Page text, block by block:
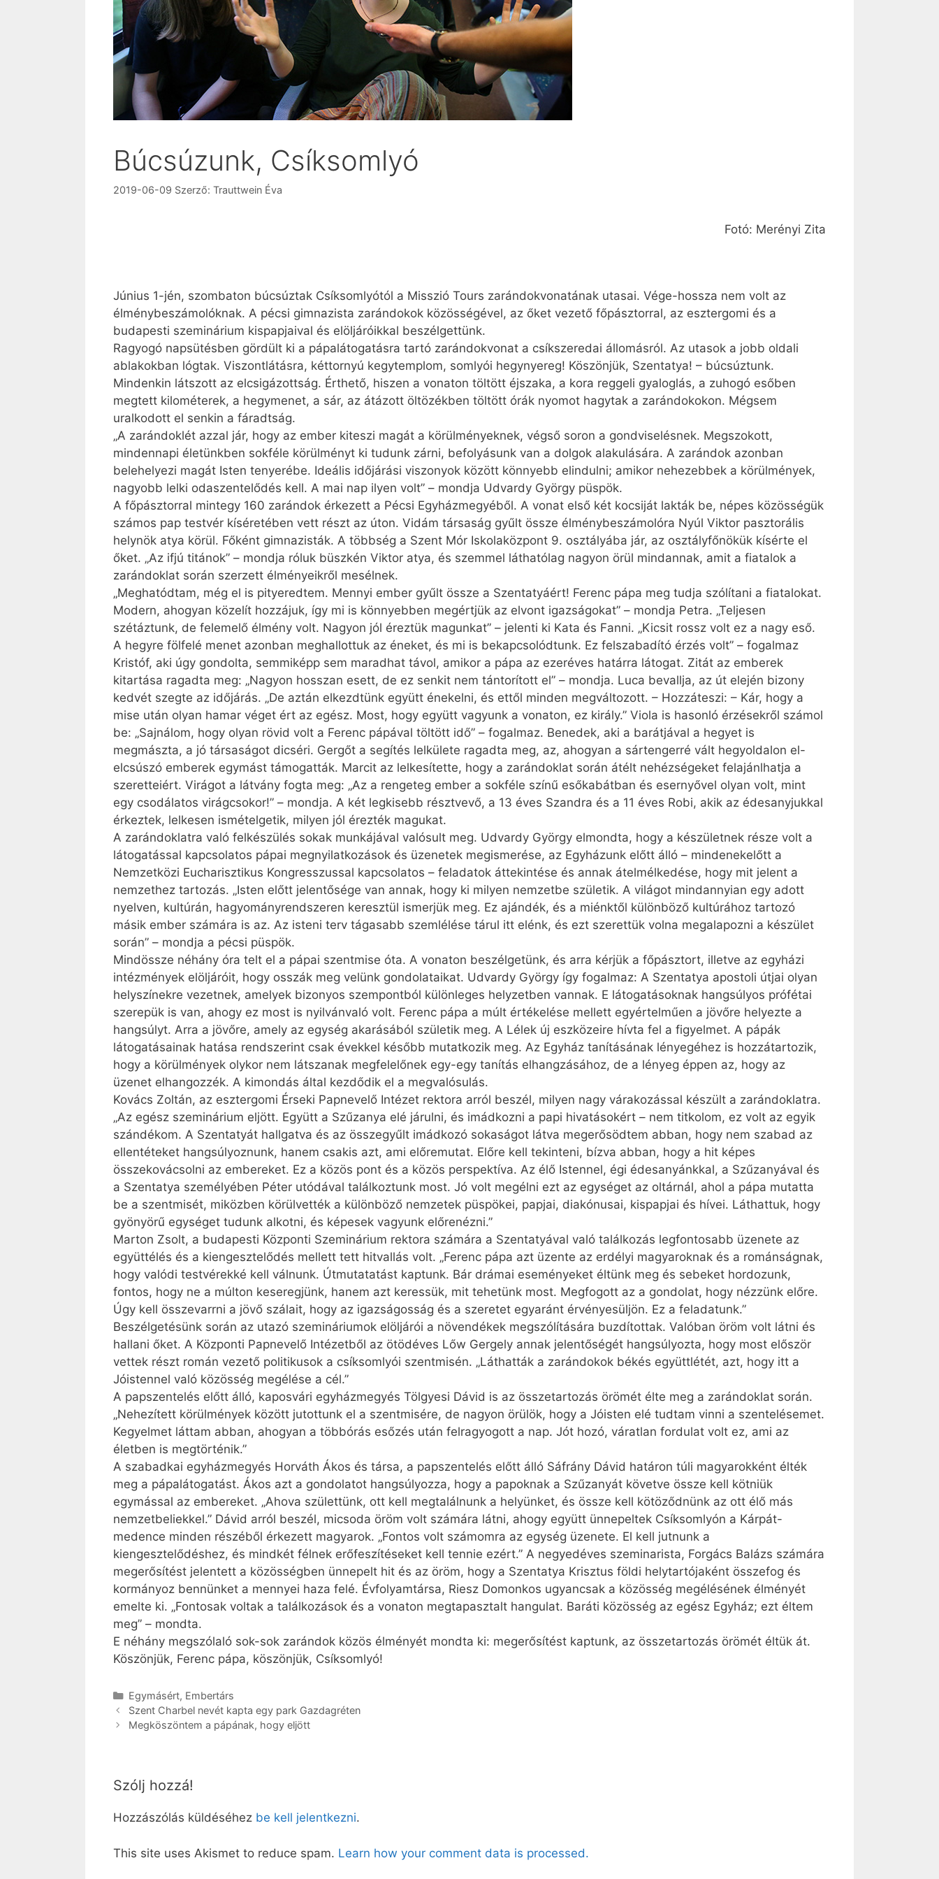
Búcsúzunk, Csíksomlyó
2019-06-09 Szerző: Trauttwein Éva
Fotó: Merényi Zita
Június 1-jén, szombaton búcsúztak Csíksomlyótól a Misszió Tours zarándokvonatának utasai. Vége-hossza nem volt az
élménybeszámolóknak. A pécsi gimnazista zarándokok közösségével, az őket vezető főpásztorral, az esztergomi és a
budapesti szeminárium kispapjaival és elöljáróikkal beszélgettünk.
Ragyogó napsütésben gördült ki a pápalátogatásra tartó zarándokvonat a csíkszeredai állomásról. Az utasok a jobb oldali
ablakokban lógtak. Viszontlátásra, kéttornyú kegytemplom, somlyói hegynyereg! Köszönjük, Szentatya! – búcsúztunk.
Mindenkin látszott az elcsigázottság. Érthető, hiszen a vonaton töltött éjszaka, a kora reggeli gyaloglás, a zuhogó esőben
megtett kilométerek, a hegymenet, a sár, az átázott öltözékben töltött órák nyomot hagytak a zarándokokon. Mégsem
uralkodott el senkin a fáradtság.
„A zarándoklét azzal jár, hogy az ember kiteszi magát a körülményeknek, végső soron a gondviselésnek. Megszokott,
mindennapi életünkben sokféle körülményt ki tudunk zárni, befolyásunk van a dolgok alakulására. A zarándok azonban
belehelyezi magát Isten tenyerébe. Ideális időjárási viszonyok között könnyebb elindulni; amikor nehezebbek a körülmények,
nagyobb lelki odaszentelődés kell. A mai nap ilyen volt” – mondja Udvardy György püspök.
A főpásztorral mintegy 160 zarándok érkezett a Pécsi Egyházmegyéből. A vonat első két kocsiját lakták be, népes közösségük
számos pap testvér kíséretében vett részt az úton. Vidám társaság gyűlt össze élménybeszámolóra Nyúl Viktor pasztorális
helynök atya körül. Főként gimnazisták. A többség a Szent Mór Iskolaközpont 9. osztályába jár, az osztályfőnökük kísérte el
őket. „Az ifjú titánok” – mondja róluk büszkén Viktor atya, és szemmel láthatólag nagyon örül mindannak, amit a fiatalok a
zarándoklat során szerzett élményeikről mesélnek.
„Meghatódtam, még el is pityeredtem. Mennyi ember gyűlt össze a Szentatyáért! Ferenc pápa meg tudja szólítani a fiatalokat.
Modern, ahogyan közelít hozzájuk, így mi is könnyebben megértjük az elvont igazságokat” – mondja Petra. „Teljesen
szétáztunk, de felemelő élmény volt. Nagyon jól éreztük magunkat” – jelenti ki Kata és Fanni. „Kicsit rossz volt ez a nagy eső.
A hegyre fölfelé menet azonban meghallottuk az éneket, és mi is bekapcsolódtunk. Ez felszabadító érzés volt” – fogalmaz
Kristóf, aki úgy gondolta, semmiképp sem maradhat távol, amikor a pápa az ezeréves határra látogat. Zitát az emberek
kitartása ragadta meg: „Nagyon hosszan esett, de ez senkit nem tántorított el” – mondja. Luca bevallja, az út elején bizony
kedvét szegte az időjárás. „De aztán elkezdtünk együtt énekelni, és ettől minden megváltozott. – Hozzáteszi: – Kár, hogy a
mise után olyan hamar véget ért az egész. Most, hogy együtt vagyunk a vonaton, ez király.” Viola is hasonló érzésekről számol
be: „Sajnálom, hogy olyan rövid volt a Ferenc pápával töltött idő” – fogalmaz. Benedek, aki a barátjával a hegyet is
megmászta, a jó társaságot dicséri. Gergőt a segítés lelkülete ragadta meg, az, ahogyan a sártengerré vált hegyoldalon el-
elcsúszó emberek egymást támogatták. Marcit az lelkesítette, hogy a zarándoklat során átélt nehézségeket felajánlhatja a
szeretteiért. Virágot a látvány fogta meg: „Az a rengeteg ember a sokféle színű esőkabátban és esernyővel olyan volt, mint
egy csodálatos virágcsokor!” – mondja. A két legkisebb résztvevő, a 13 éves Szandra és a 11 éves Robi, akik az édesanyjukkal
érkeztek, lelkesen ismételgetik, milyen jól érezték magukat.
A zarándoklatra való felkészülés sokak munkájával valósult meg. Udvardy György elmondta, hogy a készületnek része volt a
látogatással kapcsolatos pápai megnyilatkozások és üzenetek megismerése, az Egyházunk előtt álló – mindenekelőtt a
Nemzetközi Eucharisztikus Kongresszussal kapcsolatos – feladatok áttekintése és annak átelmélkedése, hogy mit jelent a
nemzethez tartozás. „Isten előtt jelentősége van annak, hogy ki milyen nemzetbe születik. A világot mindannyian egy adott
nyelven, kultúrán, hagyományrendszeren keresztül ismerjük meg. Ez ajándék, és a miénktől különböző kultúrához tartozó
másik ember számára is az. Az isteni terv tágasabb szemlélése tárul itt elénk, és ezt szerettük volna megalapozni a készület
során” – mondja a pécsi püspök.
Mindössze néhány óra telt el a pápai szentmise óta. A vonaton beszélgetünk, és arra kérjük a főpásztort, illetve az egyházi
intézmények elöljáróit, hogy osszák meg velünk gondolataikat. Udvardy György így fogalmaz: A Szentatya apostoli útjai olyan
helyszínekre vezetnek, amelyek bizonyos szempontból különleges helyzetben vannak. E látogatásoknak hangsúlyos prófétai
szerepük is van, ahogy ez most is nyilvánvaló volt. Ferenc pápa a múlt értékelése mellett egyértelműen a jövőre helyezte a
hangsúlyt. Arra a jövőre, amely az egység akarásából születik meg. A Lélek új eszközeire hívta fel a figyelmet. A pápák
látogatásainak hatása rendszerint csak évekkel később mutatkozik meg. Az Egyház tanításának lényegéhez is hozzátartozik,
hogy a körülmények olykor nem látszanak megfelelőnek egy-egy tanítás elhangzásához, de a lényeg éppen az, hogy az
üzenet elhangozzék. A kimondás által kezdődik el a megvalósulás.
Kovács Zoltán, az esztergomi Érseki Papnevelő Intézet rektora arról beszél, milyen nagy várakozással készült a zarándoklatra.
„Az egész szeminárium eljött. Együtt a Szűzanya elé járulni, és imádkozni a papi hivatásokért – nem titkolom, ez volt az egyik
szándékom. A Szentatyát hallgatva és az összegyűlt imádkozó sokaságot látva megerősödtem abban, hogy nem szabad az
ellentéteket hangsúlyoznunk, hanem csakis azt, ami előremutat. Előre kell tekinteni, bízva abban, hogy a hit képes
összekovácsolni az embereket. Ez a közös pont és a közös perspektíva. Az élő Istennel, égi édesanyánkkal, a Szűzanyával és
a Szentatya személyében Péter utódával találkoztunk most. Jó volt megélni ezt az egységet az oltárnál, ahol a pápa mutatta
be a szentmisét, miközben körülvették a különböző nemzetek püspökei, papjai, diakónusai, kispapjai és hívei. Láthattuk, hogy
gyönyörű egységet tudunk alkotni, és képesek vagyunk előrenézni.”
Marton Zsolt, a budapesti Központi Szeminárium rektora számára a Szentatyával való találkozás legfontosabb üzenete az
együttélés és a kiengesztelődés mellett tett hitvallás volt. „Ferenc pápa azt üzente az erdélyi magyaroknak és a románságnak,
hogy valódi testvérekké kell válnunk. Útmutatatást kaptunk. Bár drámai eseményeket éltünk meg és sebeket hordozunk,
fontos, hogy ne a múlton keseregjünk, hanem azt keressük, mit tehetünk most. Megfogott az a gondolat, hogy nézzünk előre.
Úgy kell összevarrni a jövő szálait, hogy az igazságosság és a szeretet egyaránt érvényesüljön. Ez a feladatunk.”
Beszélgetésünk során az utazó szemináriumok elöljárói a növendékek megszólítására buzdítottak. Valóban öröm volt látni és
hallani őket. A Központi Papnevelő Intézetből az ötödéves Lőw Gergely annak jelentőségét hangsúlyozta, hogy most először
vettek részt román vezető politikusok a csíksomlyói szentmisén. „Láthatták a zarándokok békés együttlétét, azt, hogy itt a
Jóistennel való közösség megélése a cél.”
A papszentelés előtt álló, kaposvári egyházmegyés Tölgyesi Dávid is az összetartozás örömét élte meg a zarándoklat során.
„Nehezített körülmények között jutottunk el a szentmisére, de nagyon örülök, hogy a Jóisten elé tudtam vinni a szentelésemet.
Kegyelmet láttam abban, ahogyan a többórás esőzés után felragyogott a nap. Jót hozó, váratlan fordulat volt ez, ami az
életben is megtörténik.”
A szabadkai egyházmegyés Horváth Ákos és társa, a papszentelés előtt álló Sáfrány Dávid határon túli magyarokként élték
meg a pápalátogatást. Ákos azt a gondolatot hangsúlyozza, hogy a papoknak a Szűzanyát követve össze kell kötniük
egymással az embereket. „Ahova születtünk, ott kell megtalálnunk a helyünket, és össze kell kötöződnünk az ott élő más
nemzetbeliekkel.” Dávid arról beszél, micsoda öröm volt számára látni, ahogy együtt ünnepeltek Csíksomlyón a Kárpát-
medence minden részéből érkezett magyarok. „Fontos volt számomra az egység üzenete. El kell jutnunk a
kiengesztelődéshez, és mindkét félnek erőfeszítéseket kell tennie ezért.” A negyedéves szeminarista, Forgács Balázs számára
megerősítést jelentett a közösségben ünnepelt hit és az öröm, hogy a Szentatya Krisztus földi helytartójaként összefog és
kormányoz bennünket a mennyei haza felé. Évfolyamtársa, Riesz Domonkos ugyancsak a közösség megélésének élményét
emelte ki. „Fontosak voltak a találkozások és a vonaton megtapasztalt hangulat. Baráti közösség az egész Egyház; ezt éltem
meg” – mondta.
E néhány megszólaló sok-sok zarándok közös élményét mondta ki: megerősítést kaptunk, az összetartozás örömét éltük át.
Köszönjük, Ferenc pápa, köszönjük, Csíksomlyó!
Kategória
Egymásért, Embertárs
Szent Charbel nevét kapta egy park Gazdagréten
Megköszöntem a pápának, hogy eljött
Szólj hozzá!
Hozzászólás küldéséhez be kell jelentkezni.
This site uses Akismet to reduce spam. Learn how your comment data is processed.